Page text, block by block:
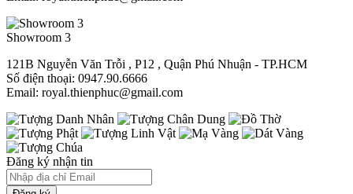
Showroom 3
121B Nguyễn Văn Trỗi , P12 , Quận Phú Nhuận - TP.HCM​
Số điện thoại: 0947.90.6666
Email: royal.thienphuc@gmail.com
Đăng ký nhận tin